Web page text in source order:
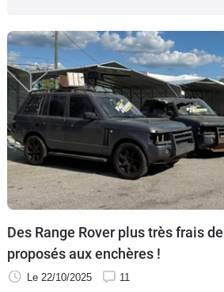
Services
Forum
Moto
Marques
Des Range Rover plus très frais
proposés aux enchères !
Le 22/10/2025 11